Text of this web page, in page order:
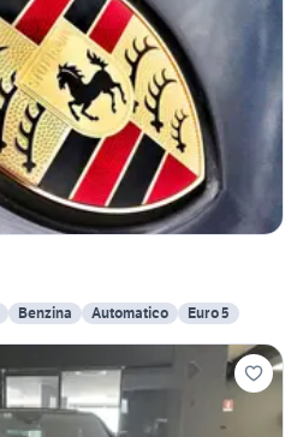
Benzina Automatico Euro 5